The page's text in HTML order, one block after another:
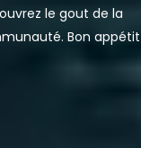
le gout de la
Bon appétit